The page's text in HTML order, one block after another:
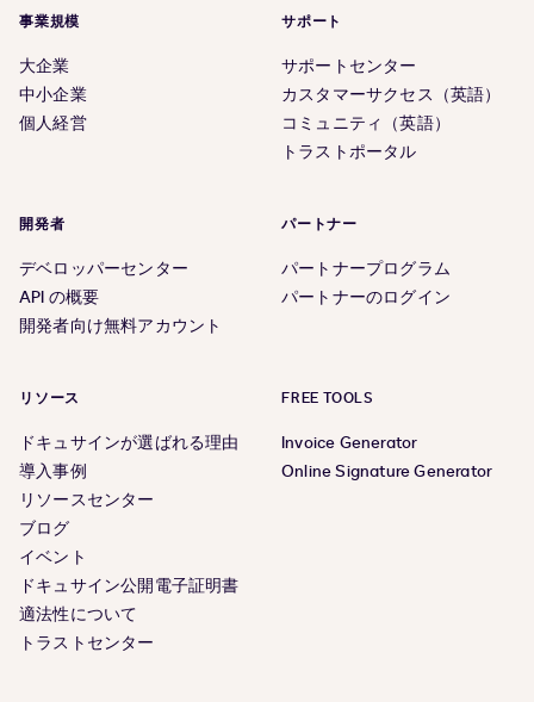
事業規模
大企業
中小企業
個人経営
サポート
サポートセンター
カスタマーサクセス（英語）
コミュニティ（英語）
トラストポータル
開発者
デベロッパーセンター
API の概要
開発者向け無料アカウント
パートナー
パートナープログラム
パートナーのログイン
リソース
ドキュサインが選ばれる理由
導入事例
リソースセンター
ブログ
イベント
ドキュサイン公開電子証明書
適法性について
トラストセンター
FREE TOOLS
Invoice Generator
Online Signature Generator